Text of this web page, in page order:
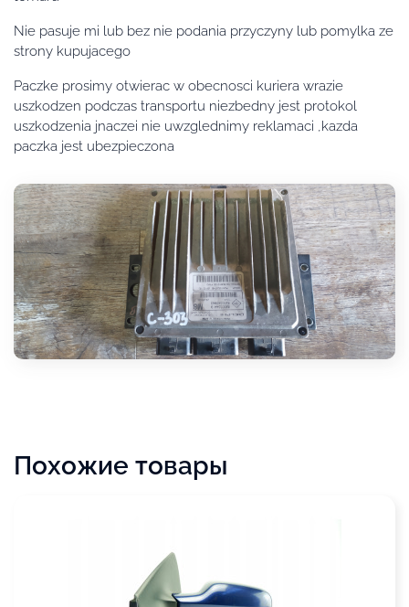
Nie pasuje mi lub bez nie podania przyczyny lub pomylka ze
strony kupujacego
Paczke prosimy otwierac w obecnosci kuriera wrazie
uszkodzen podczas transportu niezbedny jest protokol
uszkodzenia jnaczei nie uwzglednimy reklamaci ,kazda
paczka jest ubezpieczona
Похожие товары